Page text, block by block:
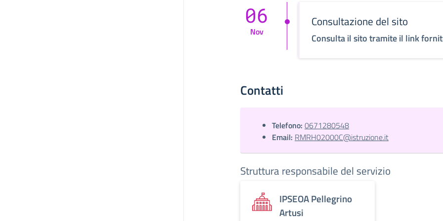
Consultazione del sito
Consulta il sito tramite il link
06
Nov
Contatti
Telefono: 0671280548
Email: RMRH02000C@istruzione.it
Struttura responsabile del servizio
IPSEOA Pellegrino
Artusi